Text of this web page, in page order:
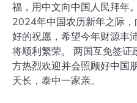
福，用中文向中国人民拜年
2024年中国农历新年之际
好的祝愿，希望今年财源丰
将顺利繁荣。 两国互免签证
方热烈欢迎并会照顾好中国
天长，泰中一家亲。